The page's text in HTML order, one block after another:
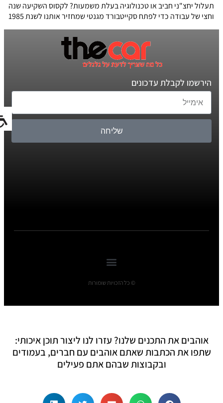
תעלול יחצ"ני חביב או טכנולוגיה בעלת משמעות? לקסוס השקיעה שנה
וחצי של עבודה כדי לפתח סקייטבורד מגנטי שמחזיר אותנו לשנת 1985
הירשמו לקבלת עדכונים
שליחה
© כל הזכויות שומורות
אוהבים את התכנים שלנו? עזרו לנו ליצור תוכן איכותי:
שתפו את הכתבות שאתם אוהבים עם חברים, בעמודים
ובקבוצות שבהם אתם פעילים